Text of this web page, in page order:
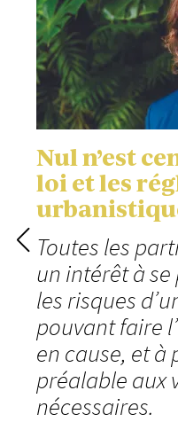
Nul n’est
loi et les
Toutes les
un intérêt à
les risques
pouvant faire
en cause, et à
préalable aux
nécessaires.